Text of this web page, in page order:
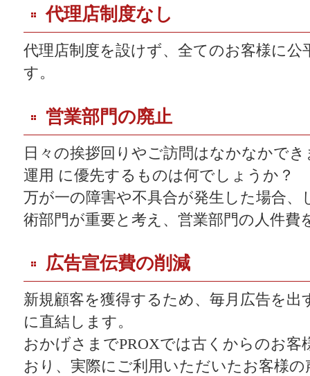
代理店制度なし
代理店制度を設けず、全てのお客様に公
す。
営業部門の廃止
日々の挨拶回りやご訪問はなかなかで
運用 に優先するものは何でしょうか？
万が一の障害や不具合が発生した場合
術部門が重要と考え、営業部門の人件費
広告宣伝費の削減
新規顧客を獲得するため、毎月広告を
に直結します。
おかげさまでPROXでは古くからのお客
おり、実際にご利用いただいたお客様